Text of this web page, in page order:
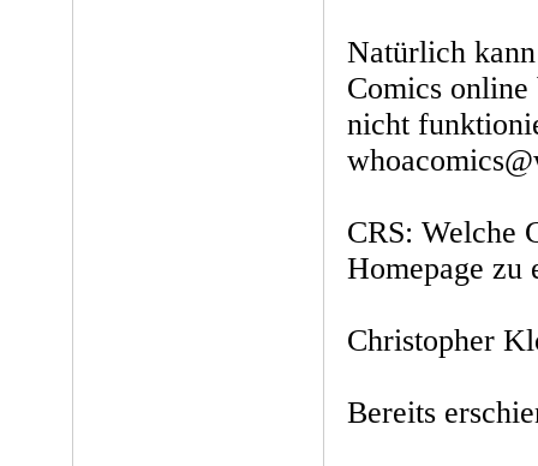
Natürlich
Comics online
nicht
CRS: Welche
Homepage zu
Christopher
Bereits